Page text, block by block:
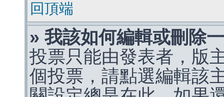
回頂端
» 我該如何編輯或刪除
投票只能由發表者，版
個投票，請點選編輯該